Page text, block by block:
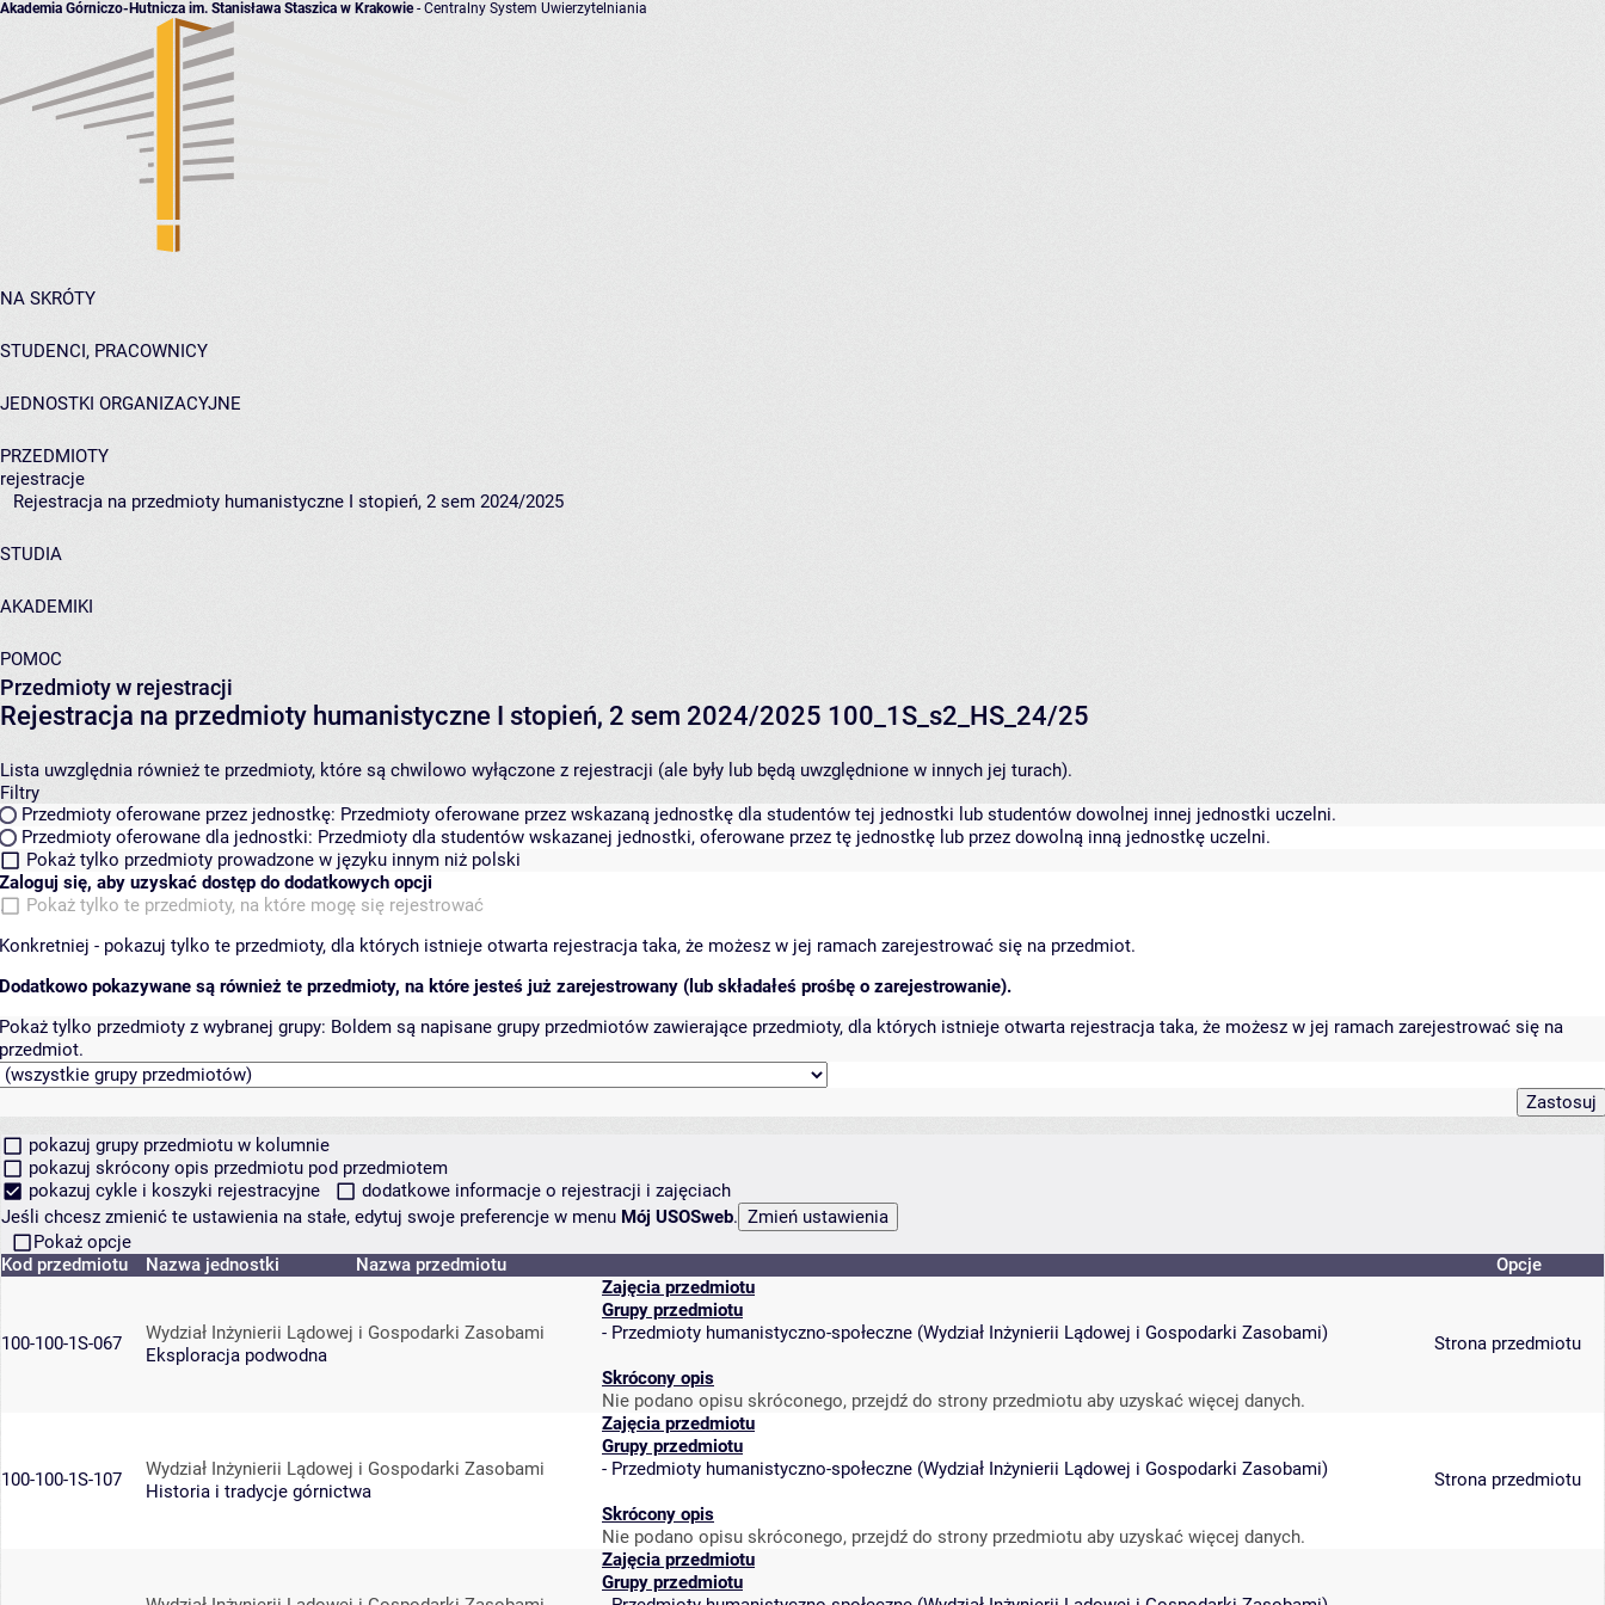
Akademia Górniczo-Hutnicza im. Stanisława Staszica w Krakowie- Centralny System Uwierzytelniania
NA SKRÓTY
STUDENCI, PRACOWNICY
JEDNOSTKI ORGANIZACYJNE
PRZEDMIOTY
rejestracje
Rejestracja na przedmioty humanistyczne I stopień, 2 sem 2024/2025
STUDIA
AKADEMIKI
POMOC
Przedmioty w rejestracji
Rejestracja na przedmioty humanistyczne I stopień, 2 sem 2024/2025 100_1S_s2_HS_24/25
Lista uwzględnia również te przedmioty, które są chwilowo wyłączone z rejestracji (ale były lub będą uwzględnione w innych jej turach).
Filtry
Przedmioty oferowane przez jednostkę: Przedmioty oferowane przez wskazaną jednostkę dla studentów tej jednostki lub studentów dowolnej innej jednostki uczelni.
Przedmioty oferowane dla jednostki: Przedmioty dla studentów wskazanej jednostki, oferowane przez tę jednostkę lub przez dowolną inną jednostkę uczelni.
Pokaż tylko przedmioty prowadzone w języku innym niż polski
Zaloguj się, aby uzyskać dostęp do dodatkowych opcji
Pokaż tylko te przedmioty, na które mogę się rejestrować
Konkretniej - pokazuj tylko te przedmioty, dla których istnieje otwarta rejestracja taka, że możesz w jej ramach zarejestrować się na przedmiot.
Dodatkowo pokazywane są również te przedmioty, na które jesteś już zarejestrowany (lub składałeś prośbę o zarejestrowanie).
Pokaż tylko przedmioty z wybranej grupy: Boldem są napisane grupy przedmiotów zawierające przedmioty, dla których istnieje otwarta rejestracja taka, że możesz w jej ramach zarejestrować się na
przedmiot.
pokazuj grupy przedmiotu w kolumnie
pokazuj skrócony opis przedmiotu pod przedmiotem
pokazuj cykle i koszyki rejestracyjne
dodatkowe informacje o rejestracji i zajęciach
Jeśli chcesz zmienić te ustawienia na stałe, edytuj swoje preferencje w menu Mój USOSweb.
Pokaż opcje
Kod przedmiotu
Nazwa jednostki Nazwa przedmiotu Opcje
100-100-1S-067
Wydział Inżynierii Lądowej i Gospodarki Zasobami
Eksploracja podwodna
Zajęcia przedmiotu
Grupy przedmiotu
- Przedmioty humanistyczno-społeczne (Wydział Inżynierii Lądowej i Gospodarki Zasobami)
Skrócony opis
Nie podano opisu skróconego, przejdź do strony przedmiotu aby uzyskać więcej danych.
Strona przedmiotu
100-100-1S-107
Wydział Inżynierii Lądowej i Gospodarki Zasobami
Historia i tradycje górnictwa
Zajęcia przedmiotu
Grupy przedmiotu
- Przedmioty humanistyczno-społeczne (Wydział Inżynierii Lądowej i Gospodarki Zasobami)
Skrócony opis
Nie podano opisu skróconego, przejdź do strony przedmiotu aby uzyskać więcej danych.
Strona przedmiotu
Zajęcia przedmiotu
Grupy przedmiotu